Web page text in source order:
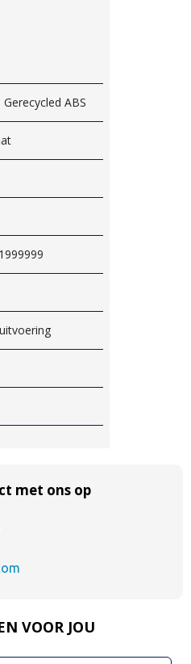
ABS
met ons op
VOOR JOU